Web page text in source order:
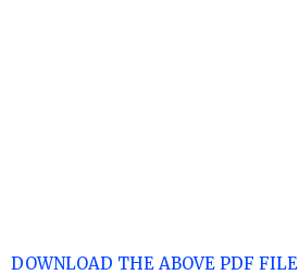
DOWNLOAD THE ABOVE PDF FILE